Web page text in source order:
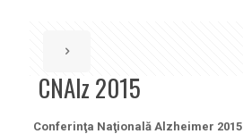
CNAlz 2015
Conferinţa Naţională Alzheimer 2015